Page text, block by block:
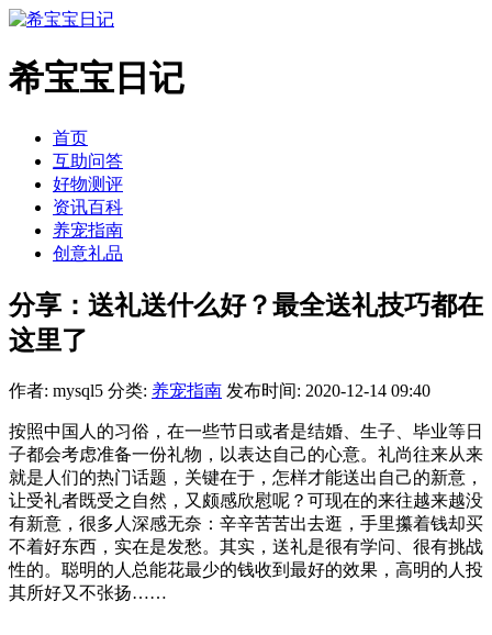
希宝宝日记
首页
互助问答
好物测评
资讯百科
养宠指南
创意礼品
分享：送礼送什么好？最全送礼技巧都在
这里了
作者: mysql5 分类: 养宠指南 发布时间: 2020-12-14 09:40
按照中国人的习俗，在一些节日或者是结婚、生子、毕业等日
子都会考虑准备一份礼物，以表达自己的心意。礼尚往来从来
就是人们的热门话题，关键在于，怎样才能送出自己的新意，
让受礼者既受之自然，又颇感欣慰呢？可现在的来往越来越没
有新意，很多人深感无奈：辛辛苦苦出去逛，手里攥着钱却买
不着好东西，实在是发愁。其实，送礼是很有学问、很有挑战
性的。聪明的人总能花最少的钱收到最好的效果，高明的人投
其所好又不张扬……